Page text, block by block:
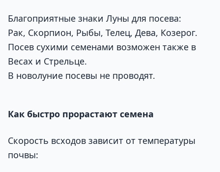
Благоприятные знаки Луны для посева:
Рак, Скорпион, Рыбы, Телец, Дева, Козерог.
Посев сухими семенами возможен также в
Весах и Стрельце.
В новолуние посевы не проводят.
Как быстро прорастают семена
Скорость всходов зависит от температуры
почвы: